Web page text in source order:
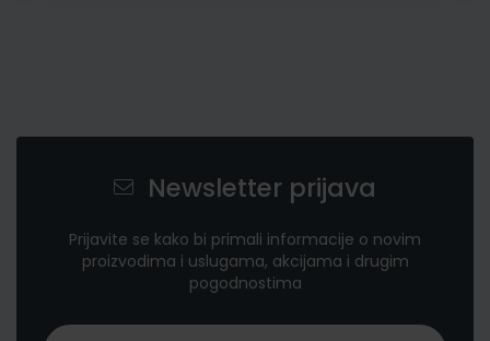
Newsletter prijava
Prijavite se kako bi primali informacije o novim
proizvodima i uslugama, akcijama i drugim
pogodnostima